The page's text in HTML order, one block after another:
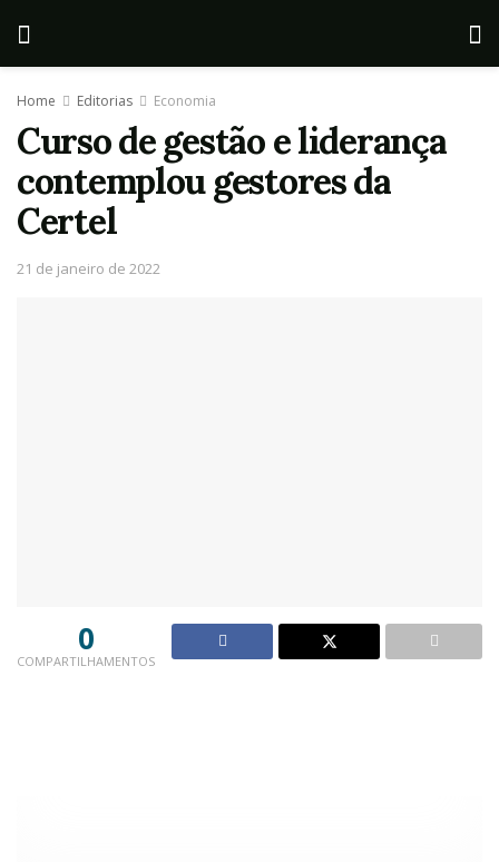
Home Editorias Economia
Curso de gestão e liderança
contemplou gestores da
Certel
21 de janeiro de 2022
0
COMPARTILHAMENTOS